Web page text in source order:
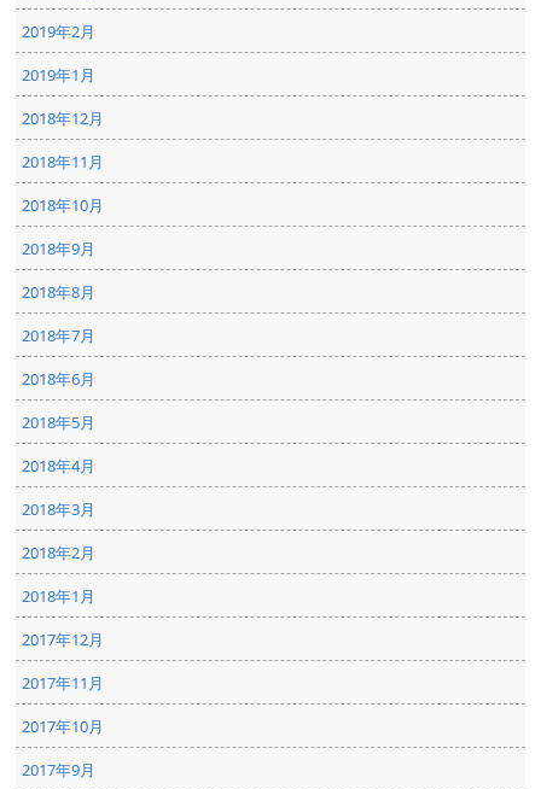
2019年2月
2019年1月
2018年12月
2018年11月
2018年10月
2018年9月
2018年8月
2018年7月
2018年6月
2018年5月
2018年4月
2018年3月
2018年2月
2018年1月
2017年12月
2017年11月
2017年10月
2017年9月